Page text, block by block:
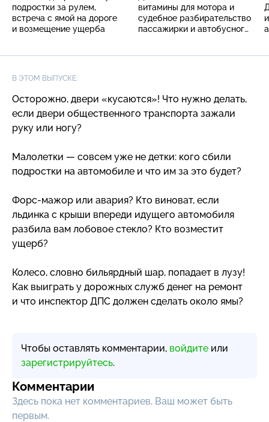
подростки за рулем,
встреча с ямой на дороге
и возмещение ущерба
витамины для мотора и
судебное разбирательство
пассажирки и автобусного
В ЭТОМ ВЫПУСКЕ:
Осторожно, двери «кусаются»! Что нужно делать,
если двери общественного транспорта зажали
руку или ногу?
Малолетки — совсем уже не детки: кого сбили
подростки на автомобиле и что им за это будет?
Форс-мажор или авария? Кто виноват, если
льдинка с крыши впереди идущего автомобиля
разбила вам лобовое стекло? Кто возместит
ущерб?
Колесо, словно бильярдный шар, попадает в лузу!
Как выиграть у дорожных служб денег на ремонт
и что инспектор ДПС должен сделать около ямы?
Чтобы оставлять комментарии, войдите или
зарегистрируйтесь.
Комментарии
Здесь пока нет комментариев, Ваш может быть
первым.